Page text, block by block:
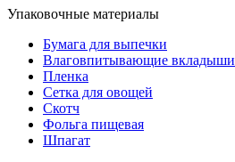
Упаковочные материалы
Бумага для выпечки
Влаговпитывающие вкладыши
Пленка
Сетка для овощей
Скотч
Фольга пищевая
Шпагат